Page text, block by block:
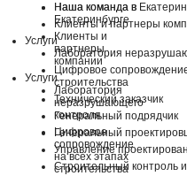
Наша команда в
Екатеринбурге
Клиенты и
партнеры
компании
Услуги
Лаборатория
неразрушающего
контроля
Цифровое
сопровождение
на всех этапах
строительства
Наша команда в
Клиенты и партнеры
Услуги
Лаборатория
Цифровое
строительства
Технический заказчик
Генеральный подрядчик
Генеральный
Управление
Строительный контроль